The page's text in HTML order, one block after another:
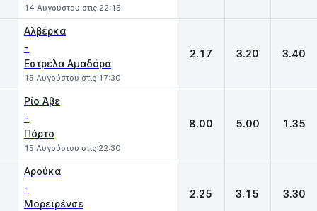
14 Αυγούστου στις 22:15
Αλβέρκα
-
Εστρέλα Αμαδόρα
15 Αυγούστου στις 17:30
2.17 3.20 3.40
Ρίο Άβε
-
Πόρτο
15 Αυγούστου στις 22:30
8.00 5.00 1.35
Αρούκα
-
Μορεϊρένσε
2.25 3.15 3.30